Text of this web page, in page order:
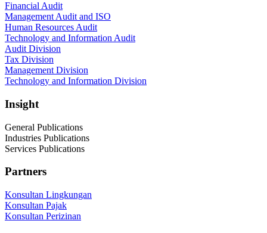
Financial Audit
Management Audit and ISO
Human Resources Audit
Technology and Information Audit
Audit Division
Tax Division
Management Division
Technology and Information Division
Insight
General Publications
Industries Publications
Services Publications
Partners
Konsultan Lingkungan
Konsultan Pajak
Konsultan Perizinan